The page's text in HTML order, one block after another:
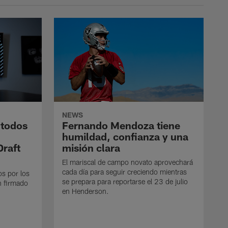
por los
firmado
NEWS
Fernando Mendoza tiene
humildad, confianza y una
misión clara
El mariscal de campo novato aprovechará
cada día para seguir creciendo mientras
se prepara para reportarse el 23 de julio
en Henderson.